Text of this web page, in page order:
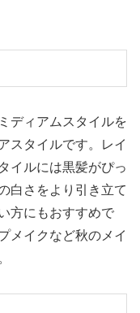
ディアムスタイルを
スタイルです。レイ
イルには黒髪がぴっ
白さをより引き立て
方にもおすすめで
メイクなど秋のメイ